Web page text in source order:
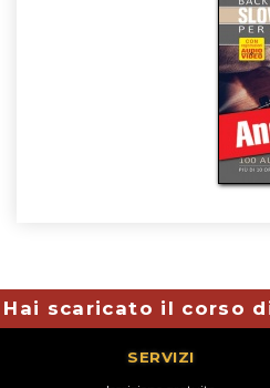
Hai scaricato il corso
SERVIZI